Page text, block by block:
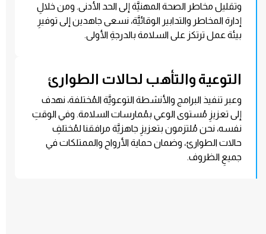
وتقليل مخاطر الصحة المهنيَّة إلى الحد الأدنى. ومن خلالِ
إدارة المخاطر والتدابير الوقائيَّة، نسعى جاهدين إلى توفيرِ
بيئة عمل ترتكز على السلامة بالدرجةِ الأولى.
التوعية والتأهب لحالات الطوارئ
وعبر تنفيذ البرامج والأنشطة التوعويَّة المُختلفة، نهدف
إلى تعزيزِ مُستوى الوعي بمُمارسات السلامة. وفي الوقتِ
نفسه، نحن مُلتزمون بتعزيزِ جاهزيَّة مرافقنا لمُختلفِ
حالات الطوارئ، وضمان حماية الأرواح والممتلكات في
جميعِ الظروف.